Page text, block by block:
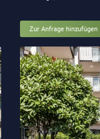
Zur Anfrage hinzufügen